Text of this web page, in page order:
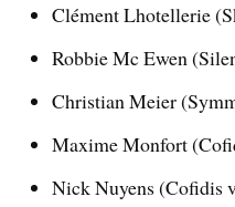
Clément Lhotellerie
Robbie Mc Ewen
Christian Meier
Maxime Monfort
Nick Nuyens (Cofidis